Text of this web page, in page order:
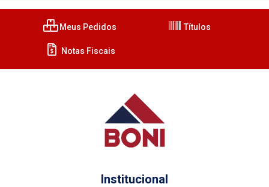
Meus Pedidos Títulos
Notas Fiscais
Institucional